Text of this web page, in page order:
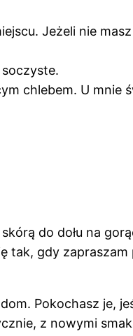
Jeżeli nie
chlebem. U mnie
do dołu na
tak, gdy zapraszam
Pokochasz je,
z nowymi